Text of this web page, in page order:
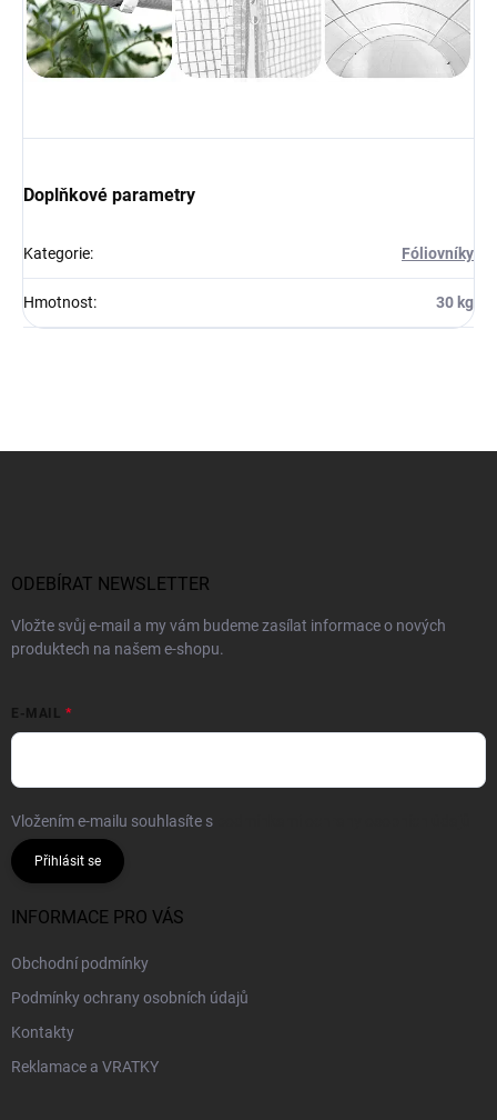
Doplňkové parametry
Kategorie: Fóliovníky
Hmotnost: 30 kg
ODEBÍRAT NEWSLETTER
Vložte svůj e-mail a my vám budeme zasílat informace o nových
produktech na našem e-shopu.
E-MAIL
Vložením e-mailu souhlasíte s
Přihlásit se
INFORMACE PRO VÁS
Obchodní podmínky
Podmínky ochrany osobních údajů
Kontakty
Reklamace a VRATKY